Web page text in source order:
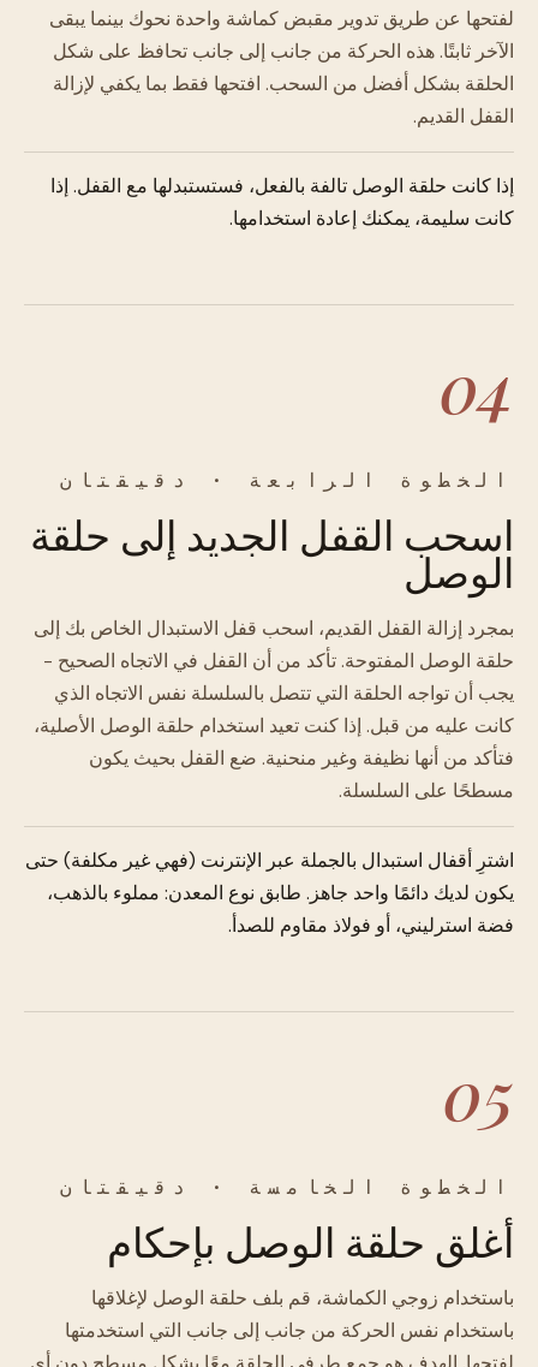
لفتحها عن طريق تدوير مقبض كماشة واحدة نحوك بينما يبقى
الآخر ثابتًا. هذه الحركة من جانب إلى جانب تحافظ على شكل
الحلقة بشكل أفضل من السحب. افتحها فقط بما يكفي لإزالة
القفل القديم.
إذا كانت حلقة الوصل تالفة بالفعل، فستستبدلها مع القفل. إذا
كانت سليمة، يمكنك إعادة استخدامها.
04
الخطوة الرابعة · دقيقتان
اسحب القفل الجديد إلى حلقة
الوصل
بمجرد إزالة القفل القديم، اسحب قفل الاستبدال الخاص بك إلى
حلقة الوصل المفتوحة. تأكد من أن القفل في الاتجاه الصحيح -
يجب أن تواجه الحلقة التي تتصل بالسلسلة نفس الاتجاه الذي
كانت عليه من قبل. إذا كنت تعيد استخدام حلقة الوصل الأصلية،
فتأكد من أنها نظيفة وغير منحنية. ضع القفل بحيث يكون
مسطحًا على السلسلة.
اشترِ أقفال استبدال بالجملة عبر الإنترنت (فهي غير مكلفة) حتى
يكون لديك دائمًا واحد جاهز. طابق نوع المعدن: مملوء بالذهب،
فضة استرليني، أو فولاذ مقاوم للصدأ.
05
الخطوة الخامسة · دقيقتان
أغلق حلقة الوصل بإحكام
باستخدام زوجي الكماشة، قم بلف حلقة الوصل لإغلاقها
باستخدام نفس الحركة من جانب إلى جانب التي استخدمتها